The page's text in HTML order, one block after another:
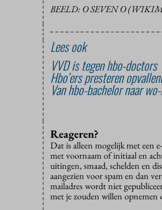
BEELD: O SEVEN O
Lees ook
VVD is tegen hbo-doctors
Hbo’ers presteren
Van hbo-bachelor naar
Reageren?
Dat is alleen mogelijk met een
met voornaam of initiaal en
uitingen, smaad, schelden en
aangezien voor spam en dan
mailadres wordt niet
met je zouden willen opnemen